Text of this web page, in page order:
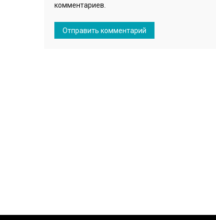
комментариев.